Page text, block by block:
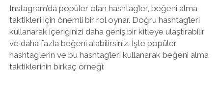
Instagram’da popüler olan hashtag’ler, beğeni alma
taktikleri için önemli bir rol oynar. Doğru hashtag’leri
kullanarak içeriğinizi daha geniş bir kitleye ulaştırabilir
ve daha fazla beğeni alabilirsiniz. İşte popüler
hashtag’lerin ve bu hashtag’leri kullanarak beğeni alma
taktiklerinin birkaç örneği: